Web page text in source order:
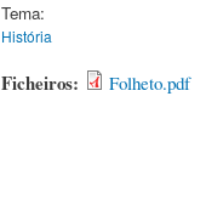
Tema:
História
Ficheiros: Folheto.pdf